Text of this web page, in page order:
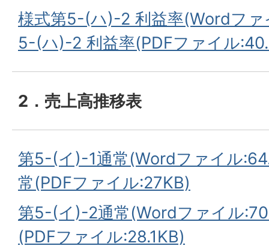
様式第5-(ハ)-2 利益率(Wordファ
5-(ハ)-2 利益率(PDFファイル
2．売上高推移表
第5-(イ)-1通常(Wordファイル
常(PDFファイル:27KB)
第5-(イ)-2通常(Wordファイル
(PDFファイル:28.1KB)